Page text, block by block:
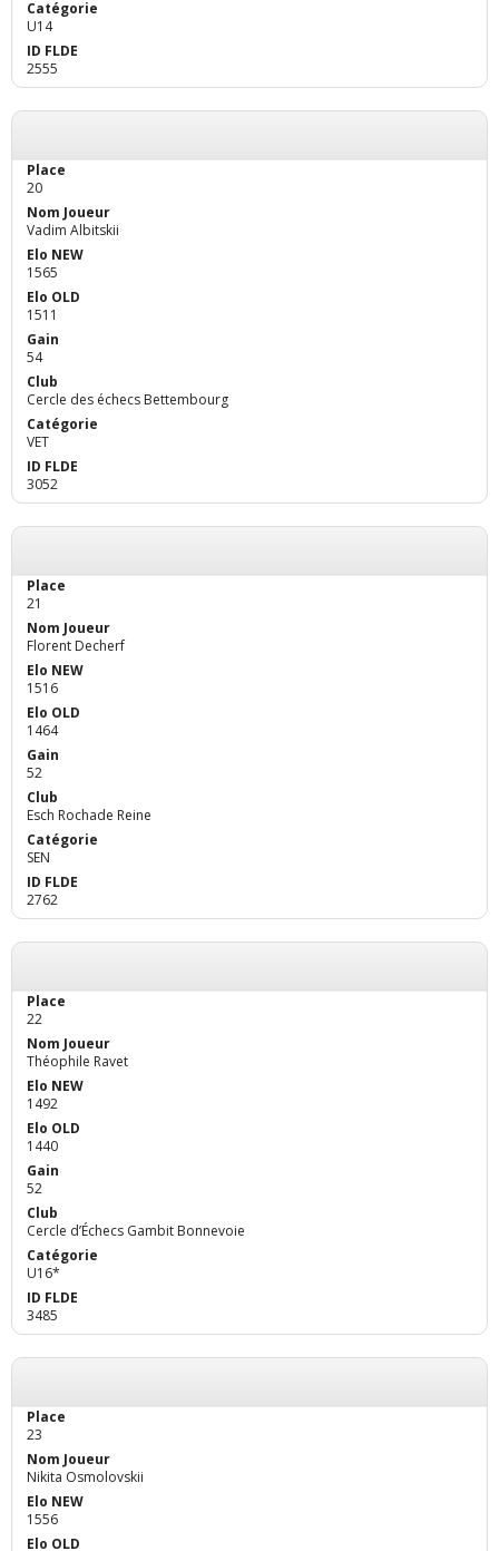
U14
2555
20
Vadim Albitskii
1565
1511
54
Cercle des échecs Bettembourg
VET
3052
21
Florent Decherf
1516
1464
52
Esch Rochade Reine
SEN
2762
22
Théophile Ravet
1492
1440
52
Cercle d’Échecs Gambit Bonnevoie
U16*
3485
23
Nikita Osmolovskii
1556